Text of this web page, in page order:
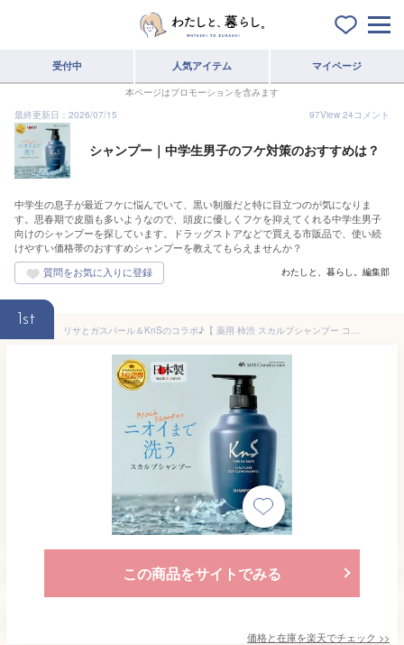
受付中 人気アイテム マイページ
本ページはプロモーションを含みます
最終更新日：2026/07/15
97View 24コメント
シャンプー｜中学生男子のフケ対策のおすすめは？
中学生の息子が最近フケに悩んでいて、黒い制服だと特に目立つのが気になりま
す。思春期で皮脂も多いようなので、頭皮に優しくフケを抑えてくれる中学生男子
向けのシャンプーを探しています。ドラッグストアなどで買える市販品で、使い続
けやすい価格帯のおすすめシャンプーを教えてもらえませんか？
わたしと、暮らし。編集部
1st
リサとガスパール＆KnSのコラボ♪【 薬用 柿渋 スカルプシャンプー コンディショナー 】 KnS 柿のさち ボトル500mL 頭皮 柿渋 炭 フケ 頭皮臭 枕のにおい メンズスカルプシャンプー 薬用シャンプー メンズシャンプー 柿渋シャンプー 加齢臭 炭シャンプー 男性用 頭皮の匂い
この商品をサイトでみる
価格と在庫を楽天でチェック >>